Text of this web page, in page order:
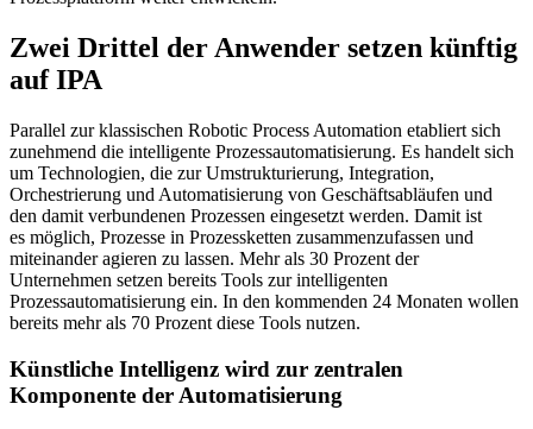
Zwei Drittel der Anwender setzen künftig
auf IPA
Parallel zur klassischen Robotic Process Automation etabliert sich
zunehmend die intelligente Prozessautomatisierung. Es handelt sich
um Technologien, die zur Umstrukturierung, Integration,
Orchestrierung und Automatisierung von Geschäftsabläufen und
den damit verbundenen Prozessen eingesetzt werden. Damit ist
es möglich, Prozesse in Prozessketten zusammenzufassen und
miteinander agieren zu lassen. Mehr als 30 Prozent der
Unternehmen setzen bereits Tools zur intelligenten
Prozessautomatisierung ein. In den kommenden 24 Monaten wollen
bereits mehr als 70 Prozent diese Tools nutzen.
Künstliche Intelligenz wird zur zentralen
Komponente der Automatisierung